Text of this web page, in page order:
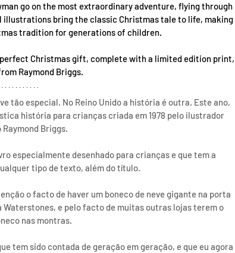
go on the most extraordinary adventure, flying through
bring the classic Christmas tale to life, making
tradition for generations of children.
Christmas gift, complete with a limited edition print,
Raymond Briggs.
tão especial. No Reino Unido a história é outra. Este ano,
história para crianças criada em 1978 pelo ilustrador
Briggs.
especialmente desenhado para crianças e que tem a
tipo de texto, além do título.
o facto de haver um boneco de neve gigante na porta
e pelo facto de muitas outras lojas terem o
nas montras.
tem sido contada de geração em geração, e que eu agora